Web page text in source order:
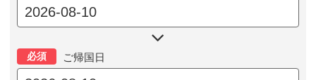

必須 ご帰国日